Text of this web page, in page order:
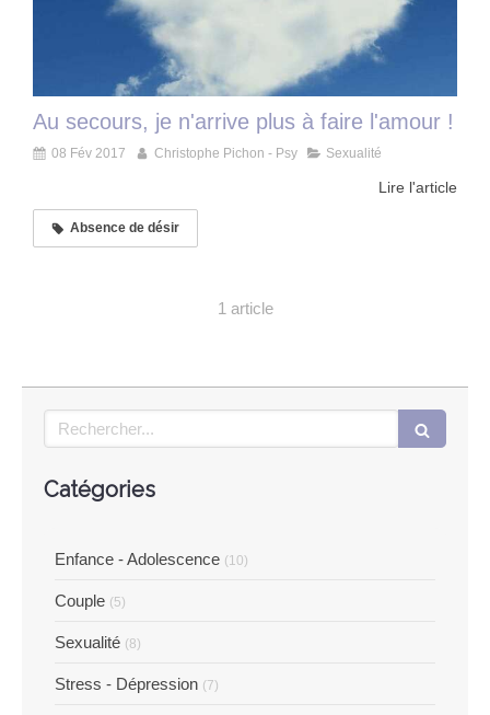
Au secours, je n'arrive plus à faire l'amour !
08 Fév 2017 Christophe Pichon - Psy Sexualité
Lire l'article
Absence de désir
1 article
Rechercher
Catégories
Enfance - Adolescence (10)
Couple (5)
Sexualité (8)
Stress - Dépression (7)